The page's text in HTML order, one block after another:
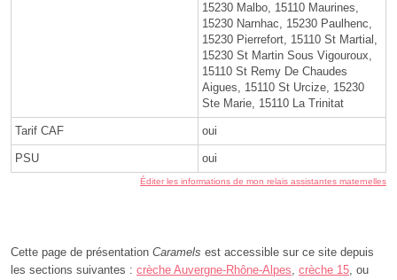
15230 Malbo, 15110 Maurines,
15230 Narnhac, 15230 Paulhenc,
15230 Pierrefort, 15110 St Martial,
15230 St Martin Sous Vigouroux,
15110 St Remy De Chaudes
Aigues, 15110 St Urcize, 15230
Ste Marie, 15110 La Trinitat
Tarif CAF oui
PSU oui
Éditer les informations de mon relais assistantes maternelles
Cette page de présentation Caramels est accessible sur ce site depuis
les sections suivantes : crèche Auvergne-Rhône-Alpes, crèche 15, ou